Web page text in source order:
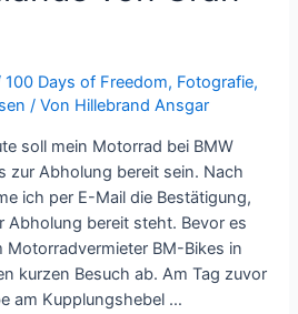
100 Days of Freedom, Fotografie,
/ Von Hillebrand Ansgar
soll mein Motorrad bei BMW
zur Abholung bereit sein. Nach
ich per E-Mail die Bestätigung,
Abholung bereit steht. Bevor es
BM-Bikes in
kurzen Besuch ab. Am Tag zuvor
am Kupplungshebel …